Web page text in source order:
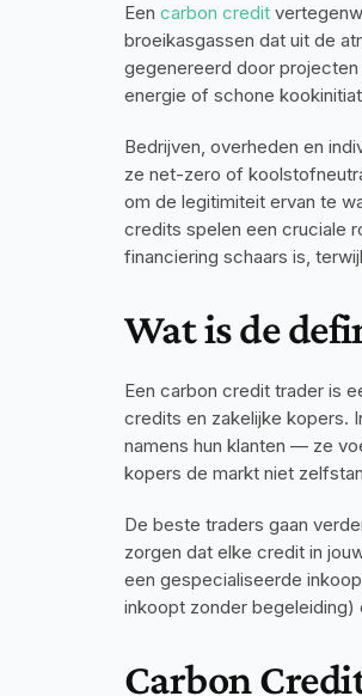
Een carbon credit
broeikasgassen dat uit de
gegenereerd door
energie of schone
Bedrijven, overheden en
ze net-zero of
om de legitimiteit ervan te
credits spelen een cruciale
financiering schaars is,
Wat is de
Een carbon credit trader is
credits en zakelijke kopers.
namens hun klanten — ze
kopers de markt niet
De beste traders gaan
zorgen dat elke credit in
een gespecialiseerde
inkoopt zonder begeleiding)
Carbon